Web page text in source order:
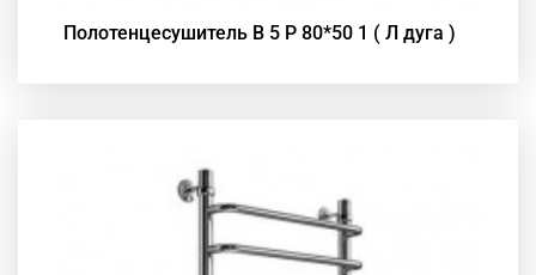
Полотенцесушитель В 5 Р 80*50 1 ( Л дуга )